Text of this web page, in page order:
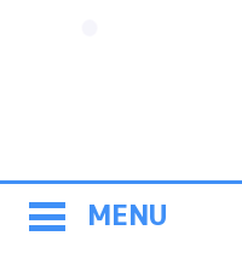
MENU